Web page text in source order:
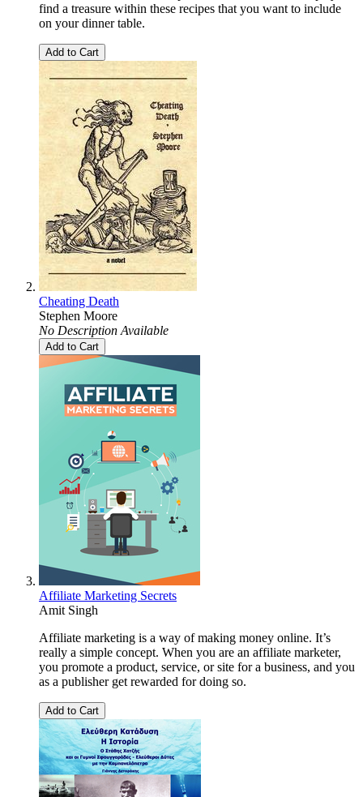
find a treasure within these recipes that you want to include
on your dinner table.
Add to Cart
Cheating Death
Stephen Moore
No Description Available
Add to Cart
Affiliate Marketing Secrets
Amit Singh
Affiliate marketing is a way of making money online. It’s
really a simple concept. When you are an affiliate marketer,
you promote a product, service, or site for a business, and you
as a publisher get rewarded for doing so.
Add to Cart